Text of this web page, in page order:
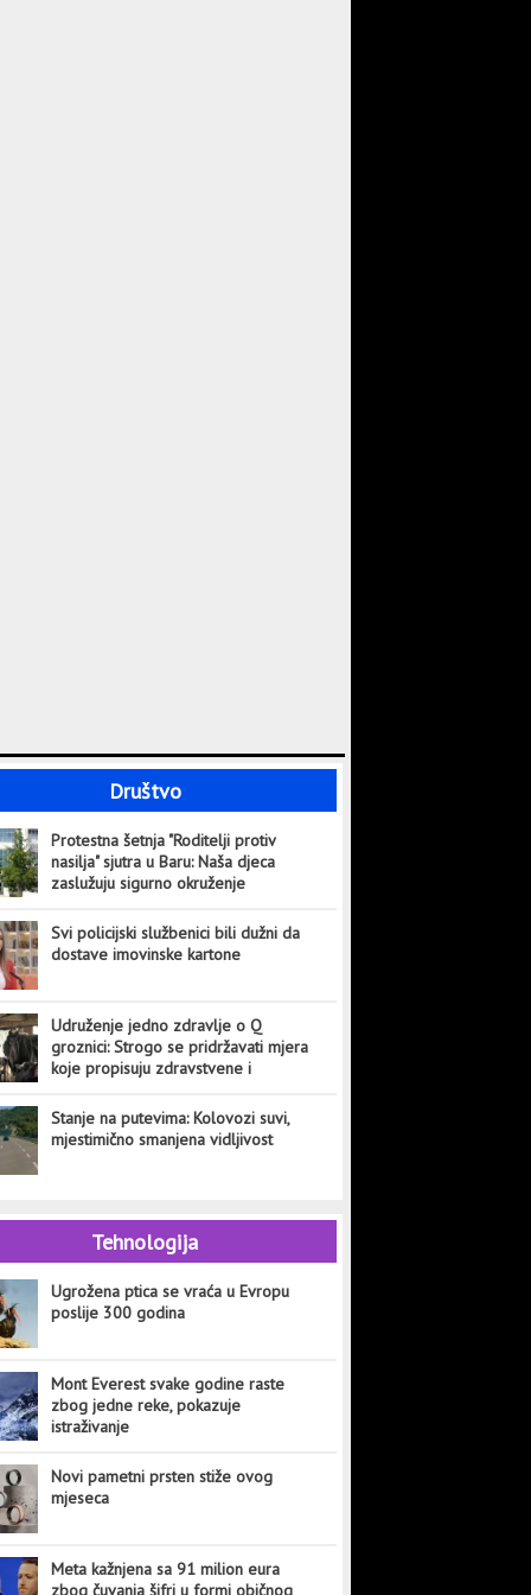
Društvo
Protestna šetnja "Roditelji protiv
nasilja" sjutra u Baru: Naša djeca
zaslužuju sigurno okruženje
Svi policijski službenici bili dužni da
dostave imovinske kartone
Udruženje jedno zdravlje o Q
groznici: Strogo se pridržavati mjera
koje propisuju zdravstvene i
Stanje na putevima: Kolovozi suvi,
mjestimično smanjena vidljivost
Tehnologija
Ugrožena ptica se vraća u Evropu
poslije 300 godina
Mont Everest svake godine raste
zbog jedne reke, pokazuje
istraživanje
Novi pametni prsten stiže ovog
mjeseca
Meta kažnjena sa 91 milion eura
zbog čuvanja šifri u formi običnog